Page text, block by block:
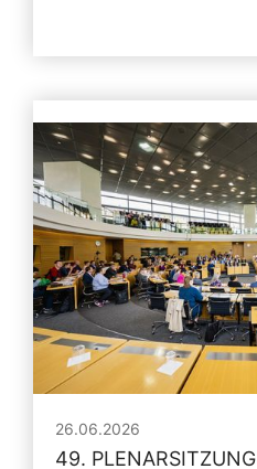
26.06.2026
49. PLENARSITZUNG